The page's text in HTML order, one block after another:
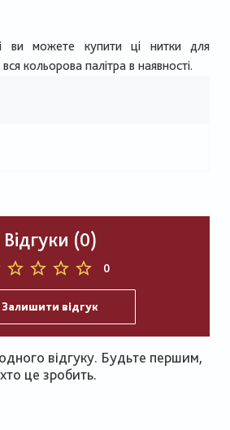
ви можете купити ці нитки для
кольорова палітра в наявності.
Відгуки (0)
0
Залишити відгук
відгуку. Будьте першим,
хто це зробить.